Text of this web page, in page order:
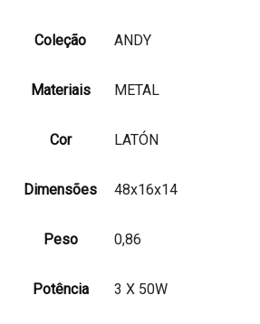
Coleção ANDY
Materiais METAL
Cor LATÓN
Dimensões 48x16x14
Peso 0,86
Potência 3 X 50W